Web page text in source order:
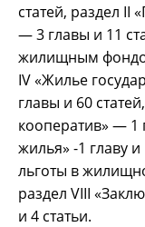
статей, раздел II
— 3 главы и 11
жилищным
IV «Жилье
главы и 60
кооператив» — 1
жилья» -1 главу
льготы в
раздел VIII
и 4 статьи.